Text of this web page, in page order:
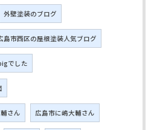
外壁塗装のブログ
島市西区の屋根塗装人気ブログ
でした
さん 広島市に嶋大輔さん